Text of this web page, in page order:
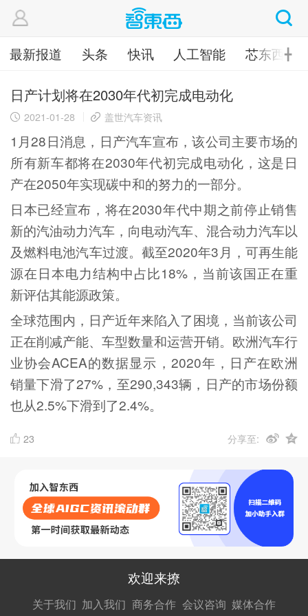
最新报道 头条 快讯 人工智能 芯东西 ╋
日产计划将在2030年代初完成电动化
2021-01-28 盖世汽车资讯
1月28日消息，日产汽车宣布，该公司主要市场的
所有新车都将在2030年代初完成电动化，这是日
产在2050年实现碳中和的努力的一部分。
日本已经宣布，将在2030年代中期之前停止销售
新的汽油动力汽车，向电动汽车、混合动力汽车以
及燃料电池汽车过渡。截至2020年3月，可再生能
源在日本电力结构中占比18%，当前该国正在重
新评估其能源政策。
全球范围内，日产近年来陷入了困境，当前该公司
正在削减产能、车型数量和运营开销。欧洲汽车行
业协会ACEA的数据显示，2020年，日产在欧洲
销量下滑了27%，至290,343辆，日产的市场份额
也从2.5%下滑到了2.4%。
23 分享至:
欢迎来撩
关于我们 加入我们
接扔简历
商务合作
接开聊
会议咨询 媒体合作
接开聊